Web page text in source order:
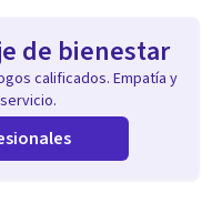
de bienestar
calificados. Empatía y